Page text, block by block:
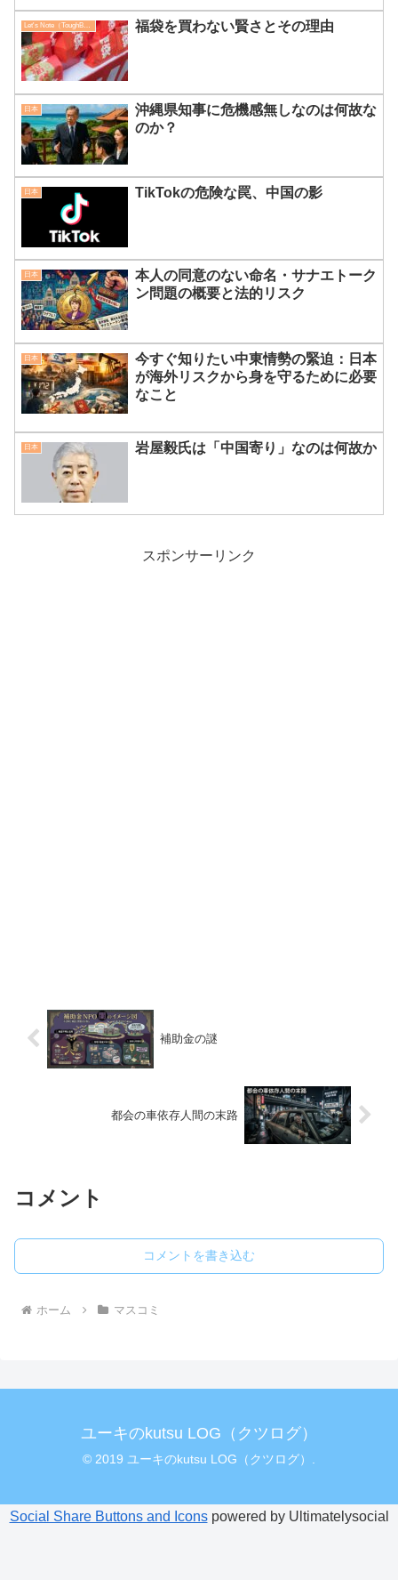
Let's Note（ToughBook） 福袋を買わない賢さとその理由
日本
沖縄県知事に危機感無しなのは何故な
のか？
日本 TikTokの危険な罠、中国の影
日本
本人の同意のない命名・サナエトーク
ン問題の概要と法的リスク
日本
今すぐ知りたい中東情勢の緊迫：日本
が海外リスクから身を守るために必要
なこと
日本 岩屋毅氏は「中国寄り」なのは何故か
スポンサーリンク
補助金の謎
都会の車依存人間の末路
コメント
コメントを書き込む
ホーム マスコミ
ユーキのkutsu LOG（クツログ）
© 2019 ユーキのkutsu LOG（クツログ）.
Social Share Buttons and Iconspowered by Ultimatelysocial